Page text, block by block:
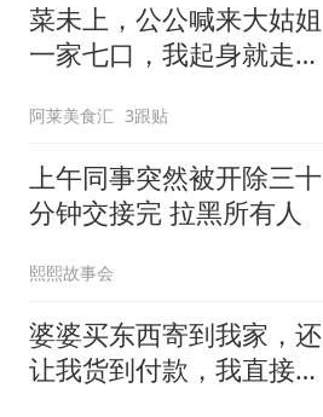
菜未上，公公喊来大姑姐
一家七口，我起身就走，
阿莱美食汇 3跟贴
上午同事突然被开除三十
分钟交接完 拉黑所有人
熙熙故事会
婆婆买东西寄到我家，还
让我货到付款，我直接拒